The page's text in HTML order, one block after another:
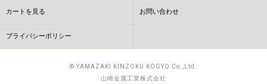
カートを見る お問い合わせ
プライバシーポリシー
© YAMAZAKI KINZOKU KOGYO Co.,Ltd.
山崎金属工業株式会社